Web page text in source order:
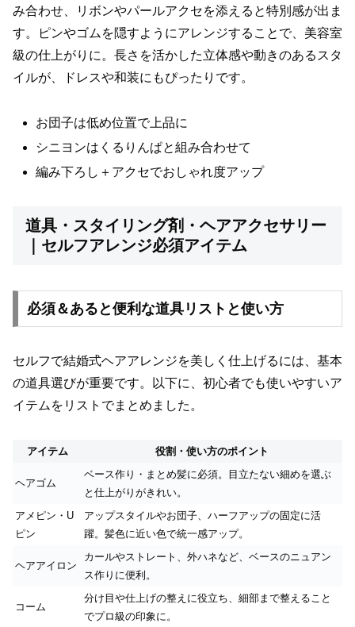
み合わせ、リボンやパールアクセを添えると特別感が出ま
す。ピンやゴムを隠すようにアレンジすることで、美容室
級の仕上がりに。長さを活かした立体感や動きのあるスタ
イルが、ドレスや和装にもぴったりです。
お団子は低め位置で上品に
シニヨンはくるりんぱと組み合わせて
編み下ろし＋アクセでおしゃれ度アップ
道具・スタイリング剤・ヘアアクセサリー
｜セルフアレンジ必須アイテム
必須＆あると便利な道具リストと使い方
セルフで結婚式ヘアアレンジを美しく仕上げるには、基本
の道具選びが重要です。以下に、初心者でも使いやすいア
イテムをリストでまとめました。
アイテム 役割・使い方のポイント
ヘアゴム
ベース作り・まとめ髪に必須。目立たない細めを選ぶ
と仕上がりがきれい。
アメピン・U
ピン
アップスタイルやお団子、ハーフアップの固定に活
躍。髪色に近い色で統一感アップ。
ヘアアイロン
カールやストレート、外ハネなど、ベースのニュアン
ス作りに便利。
コーム
分け目や仕上げの整えに役立ち、細部まで整えること
でプロ級の印象に。